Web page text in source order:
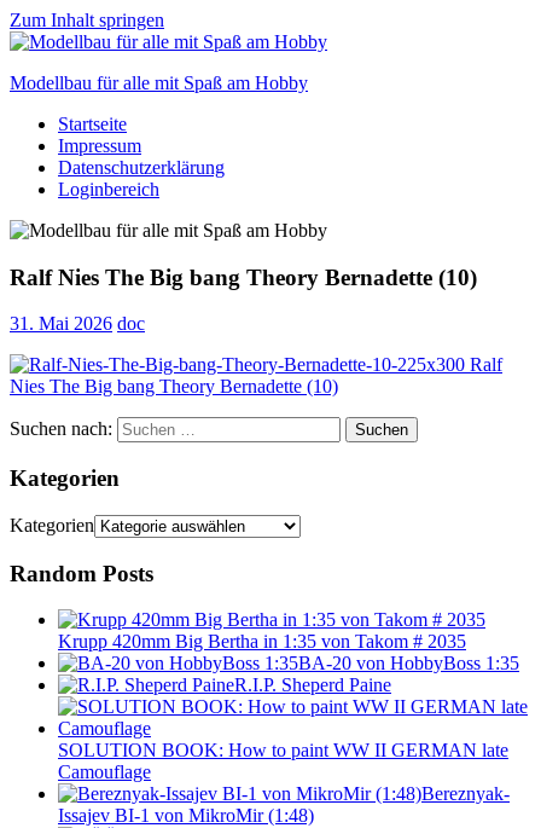
Zum Inhalt springen
Modellbau für alle mit Spaß am Hobby
Scale
modelling
to
Startseite
Impressum
Datenschutzerklärung
Loginbereich
Ralf Nies The Big bang Theory Bernadette (10)
31. Mai 2026 doc
Suchen nach: Suchen
Kategorien
Kategorien
Random Posts
Krupp 420mm Big Bertha in 1:35 von Takom # 2035
BA-20 von HobbyBoss 1:35
R.I.P. Sheperd Paine
SOLUTION BOOK: How to paint WW II GERMAN late
Camouflage
Bereznyak-
Issajev BI-1 von MikroMir (1:48)